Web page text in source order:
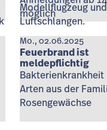
möglich
Mo., 02.06.2025
Feuerbrand ist
meldepflichtig
Arten aus der
Rosengewächse